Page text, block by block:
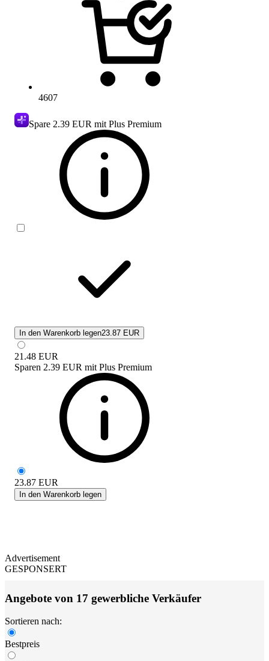
4607
Spare 2.39 EUR mit Plus Premium
In den Warenkorb legen23.87 EUR
21.48 EUR
Sparen 2.39 EUR mit Plus Premium
23.87 EUR
In den Warenkorb legen
Advertisement
GESPONSERT
Angebote von 17 gewerbliche Verkäufer
Sortieren nach:
Bestpreis